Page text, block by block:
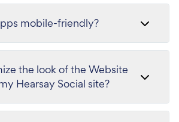
mobile-friendly?
the look of the Website
Hearsay Social site?